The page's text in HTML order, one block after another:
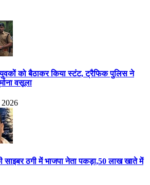
को बैठाकर किया स्टंट, ट्रैफिक पुलिस ने
वसूला
साइबर ठगी में भाजपा नेता पकड़ा,50 लाख खाते में